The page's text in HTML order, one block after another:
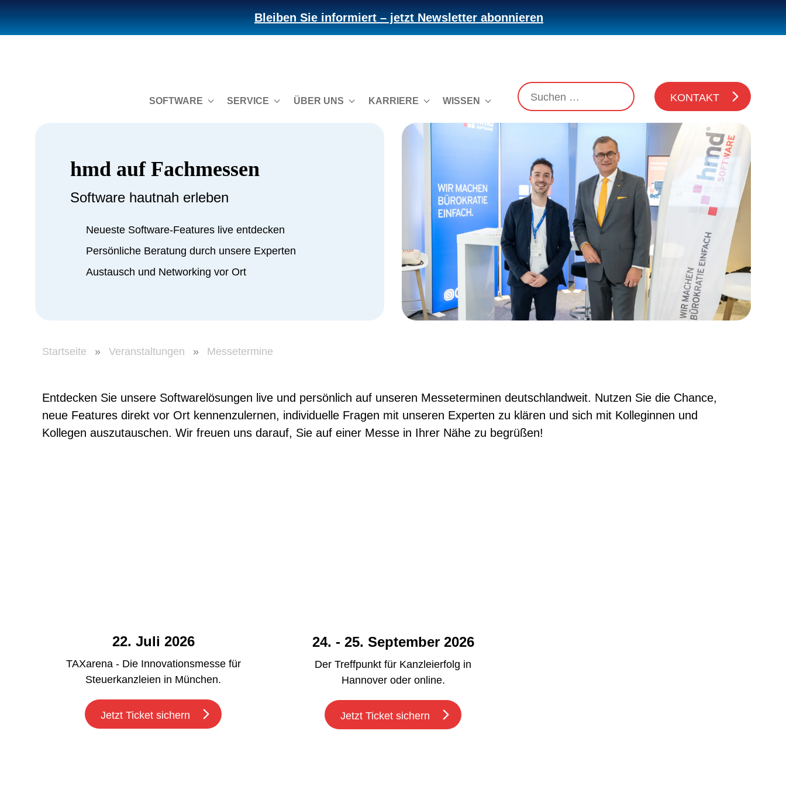
Bleiben Sie informiert – jetzt Newsletter abonnieren
SOFTWARE SERVICE ÜBER UNS KARRIERE WISSEN KONTAKT
hmd auf Fachmessen
Software hautnah erleben
Neueste Software-Features live entdecken
Persönliche Beratung durch unsere Experten
Austausch und Networking vor Ort
Startseite » Veranstaltungen » Messetermine
Entdecken Sie unsere Softwarelösungen live und persönlich auf unseren Messeterminen deutschlandweit. Nutzen Sie die Chance,
neue Features direkt vor Ort kennenzulernen, individuelle Fragen mit unseren Experten zu klären und sich mit Kolleginnen und
Kollegen auszutauschen. Wir freuen uns darauf, Sie auf einer Messe in Ihrer Nähe zu begrüßen!
22. Juli 2026
TAXarena - Die Innovationsmesse für
Steuerkanzleien in München.
Jetzt Ticket sichern
24. - 25. September 2026
Der Treffpunkt für Kanzleierfolg in
Hannover oder online.
Jetzt Ticket sichern